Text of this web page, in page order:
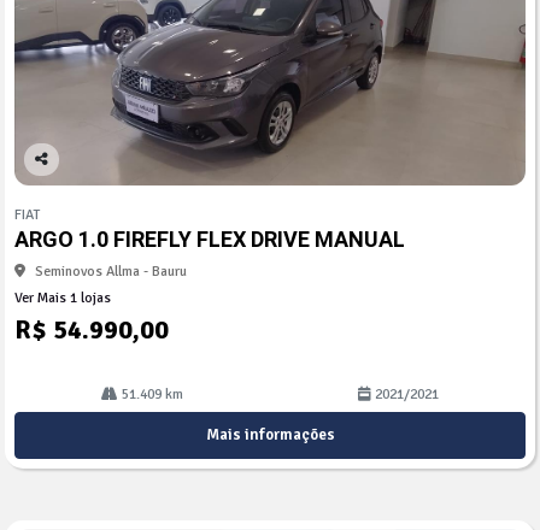
Co
arti
lhe
FIAT
ARGO 1.0 FIREFLY FLEX DRIVE MANUAL
Seminovos Allma - Bauru
Ver Mais 1 lojas
R$ 54.990,00
51.409 km 2021/2021
Mais informações